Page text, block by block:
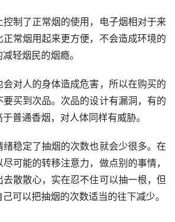
控制了正常烟的使用，电子烟相对于来
常烟用起来更方便，不会造成环境的
轻烟民的烟瘾。
对人的身体造成危害，所以在购买的
买到次品。次品的设计有漏洞，有的
普通香烟，对人体同样有威胁。
稳定了抽烟的次数也就会少很多。在
可能的转移注意力，做点别的事情，
散散心，实在忍不住可以抽一根，但
可以把抽烟的次数适当的往下减少。